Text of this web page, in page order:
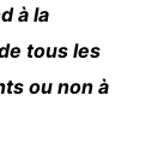
à la
tous les
ou non à